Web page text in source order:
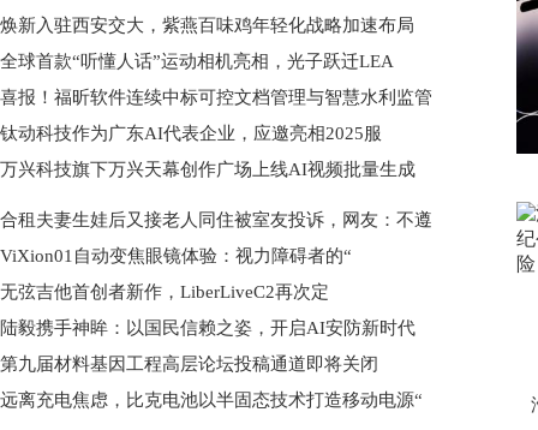
焕新入驻西安交大，紫燕百味鸡年轻化战略加速布局
全球首款“听懂人话”运动相机亮相，光子跃迁LEA
喜报！福昕软件连续中标可控文档管理与智慧水利监管
钛动科技作为广东AI代表企业，应邀亮相2025服
万兴科技旗下万兴天幕创作广场上线AI视频批量生成
合租夫妻生娃后又接老人同住被室友投诉，网友：不遵
ViXion01自动变焦眼镜体验：视力障碍者的“
无弦吉他首创者新作，LiberLiveC2再次定
陆毅携手神眸：以国民信赖之姿，开启AI安防新时代
第九届材料基因工程高层论坛投稿通道即将关闭
远离充电焦虑，比克电池以半固态技术打造移动电源“